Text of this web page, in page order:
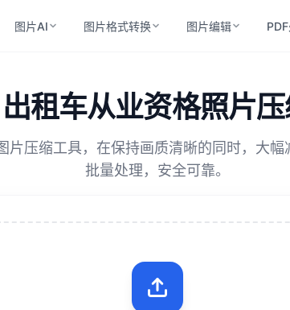
图片AI 图片格式转换 图片编辑
出租车从业资格照片
片压缩工具，在保持画质清晰的同时，大
批量处理，安全可靠。